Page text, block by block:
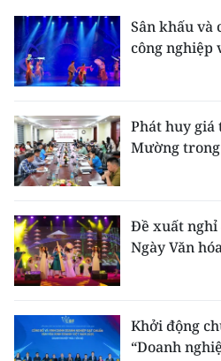
Sân khấu và
công nghiệp
Phát huy
Mường
Đề xuất nghỉ
Ngày Văn
Khởi động
“Doanh